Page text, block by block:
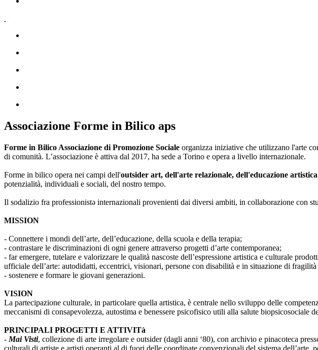
Associazione Forme in Bilico aps
Forme in Bilico Associazione di Promozione Sociale organizza iniziative che utilizzano l'arte
di comunità. L’associazione è attiva dal 2017, ha sede a Torino e opera a livello internazionale.
Forme in bilico opera nei campi dell'outsider art, dell'arte relazionale, dell'educazione
potenzialità, individuali e sociali, del nostro tempo.
Il sodalizio fra professionistə internazionali provenienti dai diversi ambiti, in collaborazione con
MISSION
- Connettere i mondi dell’arte, dell’educazione, della scuola e della terapia;
- contrastare le discriminazioni di ogni genere attraverso progetti d’arte contemporanea;
- far emergere, tutelare e valorizzare le qualità nascoste dell’espressione artistica e culturale
ufficiale dell’arte: autodidatti, eccentrici, visionari, persone con disabilità e in situazione di
- sostenere e formare le giovani generazioni.
VISION
La partecipazione culturale, in particolare quella artistica, è centrale nello sviluppo delle
meccanismi di consapevolezza, autostima e benessere psicofisico utili alla salute biopsicosociale
PRINCIPALI PROGETTI E ATTIVITà
- Mai Visti, collezione di arte irregolare e outsider (dagli anni ‘80), con archivio e pinacoteca
culturali di artiste e artisti operanti al di fuori delle coordinate convenzionali del sistema